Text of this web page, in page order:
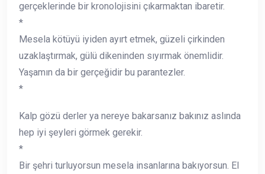
gerçeklerinde bir kronolojisini çıkarmaktan ibaretir.
*
Mesela kötüyü iyiden ayırt etmek, güzeli çirkinden
uzaklaştırmak, gülü dikeninden sıyırmak önemlidir.
Yaşamın da bir gerçeğidir bu parantezler.
*
Kalp gözü derler ya nereye bakarsanız bakınız aslında
hep iyi şeyleri görmek gerekir.
*
Bir şehri turluyorsun mesela insanlarına bakıyorsun. El